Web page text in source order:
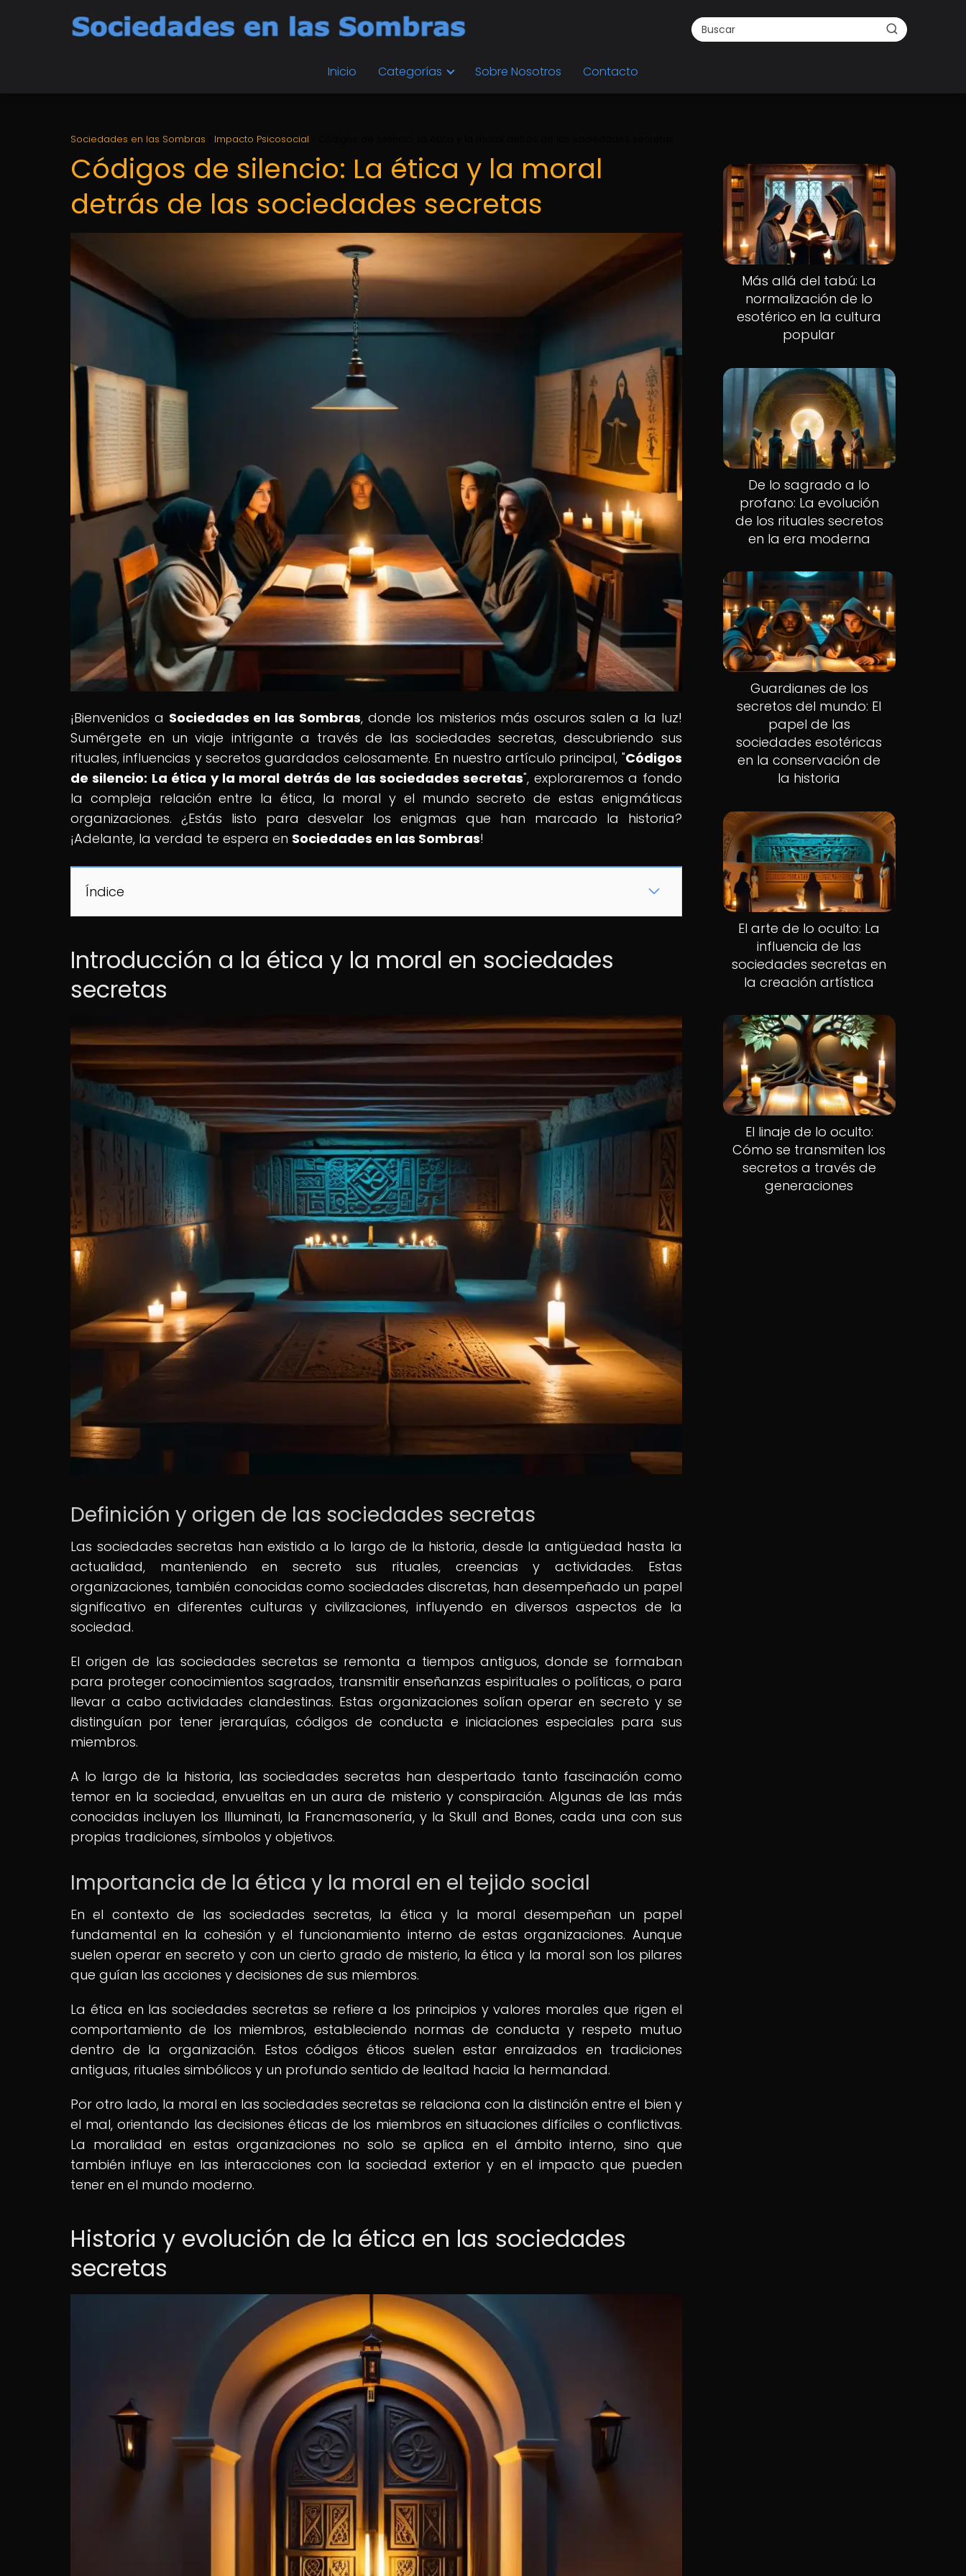
Inicio Categorías Sobre Nosotros Contacto
Sociedades en las Sombras Impacto Psicosocial
Códigos de silencio: La ética y la moral
detrás de las sociedades secretas
¡Bienvenidos a Sociedades en las Sombras, donde los misterios más oscuros salen a la luz!
Sumérgete en un viaje intrigante a través de las sociedades secretas, descubriendo sus
rituales, influencias y secretos guardados celosamente. En nuestro artículo principal, "Códigos
de silencio: La ética y la moral detrás de las sociedades secretas", exploraremos a fondo
la compleja relación entre la ética, la moral y el mundo secreto de estas enigmáticas
organizaciones. ¿Estás listo para desvelar los enigmas que han marcado la historia?
¡Adelante, la verdad te espera en Sociedades en las Sombras!
Índice
Introducción a la ética y la moral en sociedades
secretas
Definición y origen de las sociedades secretas
Las sociedades secretas han existido a lo largo de la historia, desde la antigüedad hasta la
actualidad, manteniendo en secreto sus rituales, creencias y actividades. Estas
organizaciones, también conocidas como sociedades discretas, han desempeñado un papel
significativo en diferentes culturas y civilizaciones, influyendo en diversos aspectos de la
sociedad.
El origen de las sociedades secretas se remonta a tiempos antiguos, donde se formaban
para proteger conocimientos sagrados, transmitir enseñanzas espirituales o políticas, o para
llevar a cabo actividades clandestinas. Estas organizaciones solían operar en secreto y se
distinguían por tener jerarquías, códigos de conducta e iniciaciones especiales para sus
miembros.
A lo largo de la historia, las sociedades secretas han despertado tanto fascinación como
temor en la sociedad, envueltas en un aura de misterio y conspiración. Algunas de las más
conocidas incluyen los Illuminati, la Francmasonería, y la Skull and Bones, cada una con sus
propias tradiciones, símbolos y objetivos.
Importancia de la ética y la moral en el tejido social
En el contexto de las sociedades secretas, la ética y la moral desempeñan un papel
fundamental en la cohesión y el funcionamiento interno de estas organizaciones. Aunque
suelen operar en secreto y con un cierto grado de misterio, la ética y la moral son los pilares
que guían las acciones y decisiones de sus miembros.
La ética en las sociedades secretas se refiere a los principios y valores morales que rigen el
comportamiento de los miembros, estableciendo normas de conducta y respeto mutuo
dentro de la organización. Estos códigos éticos suelen estar enraizados en tradiciones
antiguas, rituales simbólicos y un profundo sentido de lealtad hacia la hermandad.
Por otro lado, la moral en las sociedades secretas se relaciona con la distinción entre el bien y
el mal, orientando las decisiones éticas de los miembros en situaciones difíciles o conflictivas.
La moralidad en estas organizaciones no solo se aplica en el ámbito interno, sino que
también influye en las interacciones con la sociedad exterior y en el impacto que pueden
tener en el mundo moderno.
Historia y evolución de la ética en las sociedades
secretas
Nuevo
Más allá del tabú: La
normalización de lo
esotérico en la cultura
popular
Nuevo
De lo sagrado a lo
profano: La evolución
de los rituales secretos
en la era moderna
Guardianes de los
secretos del mundo: El
papel de las
sociedades esotéricas
en la conservación de
la historia
El arte de lo oculto: La
influencia de las
sociedades secretas en
la creación artística
El linaje de lo oculto:
Cómo se transmiten los
secretos a través de
generaciones